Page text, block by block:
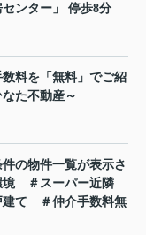
センター」 停歩8分
料を「無料」でご紹
た不動産～
件の物件一覧が表示さ
境
＃スーパー近隣
建て
＃仲介手数料無